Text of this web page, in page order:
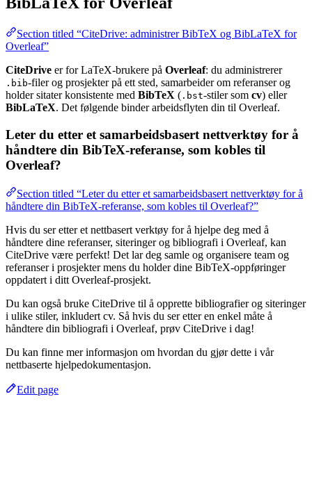
Section titled “CiteDrive: administrer BibTeX og BibLaTeX for
Overleaf”
CiteDrive er for LaTeX-brukere på Overleaf: du administrerer
.bib-filer og prosjekter på ett sted, samarbeider om referanser og
holder sitater konsistente med BibTeX ( .bst-stiler som cv) eller
BibLaTeX. Det følgende binder arbeidsflyten din til Overleaf.
Leter du etter et samarbeidsbasert nettverktøy for å
håndtere din BibTeX-referanse, som kobles til
Overleaf?
Section titled “Leter du etter et samarbeidsbasert nettverktøy for å
håndtere din BibTeX-referanse, som kobles til Overleaf?”
Hvis du ser etter et nettbasert verktøy for å hjelpe deg med å
håndtere dine referanser, siteringer og bibliografi i Overleaf, kan
CiteDrive være perfekt! Det lar deg samle og organisere team og
referanser i prosjekter mens du holder dine BibTeX-oppføringer
oppdatert i ditt Overleaf-prosjekt.
Du kan også bruke CiteDrive til å opprette bibliografier og siteringer
i ulike stiler, inkludert cv. Så hvis du ser etter en enkel måte å
håndtere din bibliografi i Overleaf, prøv CiteDrive i dag!
Du kan finne mer informasjon om hvordan du gjør dette i vår
nettbaserte hjelpedokumentasjon.
Edit page